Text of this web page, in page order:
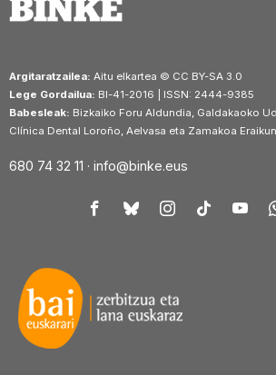
Argitaratzailea: Aitu elkartea © CC BY-SA 3.0
Lege Gordailua: BI-41-2016 | ISSN: 2444-9385
Babesleak: Bizkaiko Foru Aldundia, Galdakaoko
Clínica Dental Loroño, Aelvasa eta Zamakoa
680 74 32 11 · info@binke.eus